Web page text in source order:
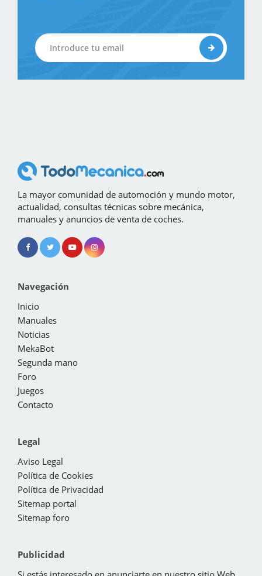
La mayor comunidad de automoción y mundo motor,
actualidad, consultas técnicas sobre mecánica,
manuales y anuncios de venta de coches.
Navegación
Inicio
Manuales
Noticias
MekaBot
Segunda mano
Foro
Juegos
Contacto
Legal
Aviso Legal
Política de Cookies
Política de Privacidad
Sitemap portal
Sitemap foro
Publicidad